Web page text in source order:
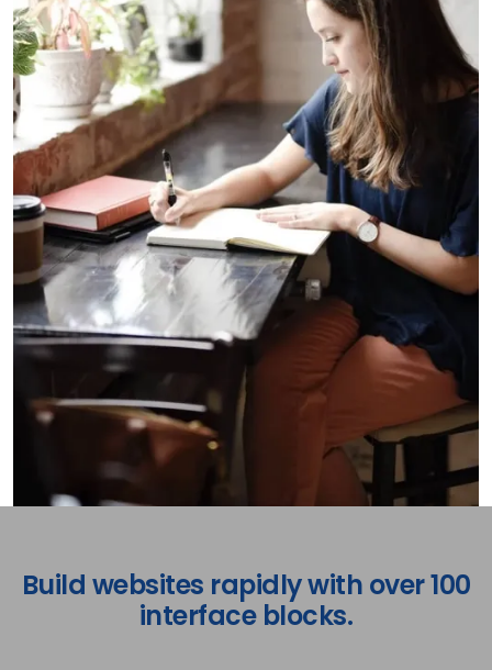
Build websites rapidly with over 100
interface blocks.